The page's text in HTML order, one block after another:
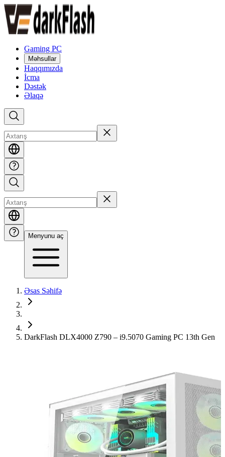
Gaming PC
Məhsullar
Haqqımızda
İcma
Dəstək
Əlaqə
Menyunu aç
Əsas Səhifə
DarkFlash DLX4000 Z790 – i9.5070 Gaming PC 13th Gen